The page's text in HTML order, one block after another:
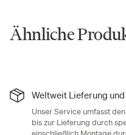
Ähnliche
Weltweit Lieferung
Unser Service umfasst
bis zur Lieferung durch